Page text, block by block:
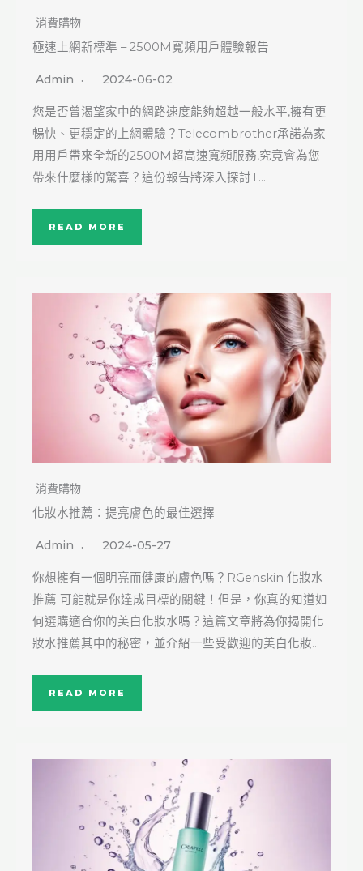
消費購物
極速上網新標準 – 2500M寬頻用戶體驗報告
Admin 2024-06-02
您是否曾渴望家中的網路速度能夠超越一般水平,擁有更
暢快、更穩定的上網體驗？Telecombrother承諾為家
用用戶帶來全新的2500M超高速寬頻服務,究竟會為您
帶來什麼樣的驚喜？這份報告將深入探討T…
READ MORE
消費購物
化妝水推薦：提亮膚色的最佳選擇
Admin 2024-05-27
你想擁有一個明亮而健康的膚色嗎？RGenskin 化妝水
推薦 可能就是你達成目標的關鍵！但是，你真的知道如
何選購適合你的美白化妝水嗎？這篇文章將為你揭開化
妝水推薦其中的秘密，並介紹一些受歡迎的美白化妝…
READ MORE